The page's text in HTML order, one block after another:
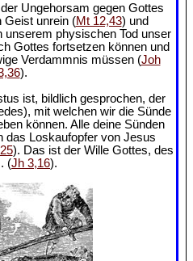
Ungehorsam gegen Gottes
Geist unrein (Mt 12,43) und
physischen Tod unser
Gottes fortsetzen können und
Verdammnis müssen (Joh
).
ist, bildlich gesprochen, der
mit welchen wir die Sünde
können. Alle deine Sünden
das Loskaufopfer von Jesus
). Das ist der Wille Gottes, des
(Jh 3,16).